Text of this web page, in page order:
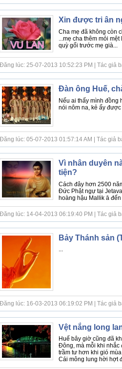
Xin được tri ân
Cha mẹ đã không còn
...mẹ cha thêm mỏi
quỳ gối trước mẹ già...
Đăng lúc: 25-07-2013 10:52:23 PM | Tác giả
Ðàn ông Huế,
Nếu ai thấy mình đồng
nói nôm na, kẻ ấy
Đăng lúc: 05-07-2013 01:57:14 AM | Tác giả
Vì nhân duyên
tiện?
Cách đây hơn 2500
Đức Phật ngự tại
hoàng hậu Mallik ā đến
Đăng lúc: 14-04-2013 06:19:40 PM | Tác giả
Bảy Thánh sản
...
Đăng lúc: 16-03-2013 06:19:02 PM | Tác giả
Vệt nắng long
Huế bây giờ cũng đã
Đông, mà mỗi khi nhắc
trầm tư hơn khi gió
Cái mông lung hời hợt